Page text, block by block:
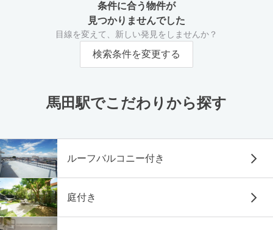
条件に合う物件が
見つかりませんでした
目線を変えて、新しい発見をしませんか？
検索条件を変更する
馬田駅でこだわりから探す
ルーフバルコニー付き
庭付き